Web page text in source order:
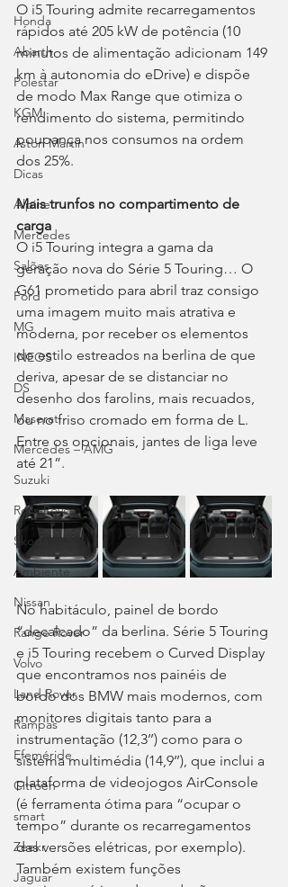
Honda
Abarth
Polestar
KGM
Aston Martin
Dicas
Alpine
Mercedes
Salões
Ford
MG
INEOS
DS
Maserati
Mercedes – AMG
Suzuki
Rolls-Royce
Skoda
Ambiente
Nissan
Range Rover
Volvo
Land Rover
Rampas
Efeméride
Citroën
smart
Zeekr
Jaguar
O i5 Touring admite recarregamentos
rápidos até 205 kW de potência (10
minutos de alimentação adicionam 149
km à autonomia do eDrive) e dispõe
de modo Max Range que otimiza o
rendimento do sistema, permitindo
poupança nos consumos na ordem
dos 25%.
Mais trunfos no compartimento de
carga
O i5 Touring integra a gama da
geração nova do Série 5 Touring… O
G61 prometido para abril traz consigo
uma imagem muito mais atrativa e
moderna, por receber os elementos
do estilo estreados na berlina de que
deriva, apesar de se distanciar no
desenho dos farolins, mais recuados,
ou no friso cromado em forma de L.
Entre os opcionais, jantes de liga leve
até 21”.
No habitáculo, painel de bordo
“decalcado” da berlina. Série 5 Touring
e i5 Touring recebem o Curved Display
que encontramos nos painéis de
bordo dos BMW mais modernos, com
monitores digitais tanto para a
instrumentação (12,3’’) como para o
sistema multimédia (14,9’’), que inclui a
plataforma de videojogos AirConsole
(é ferramenta ótima para “ocupar o
tempo” durante os recarregamentos
das versões elétricas, por exemplo).
Também existem funções